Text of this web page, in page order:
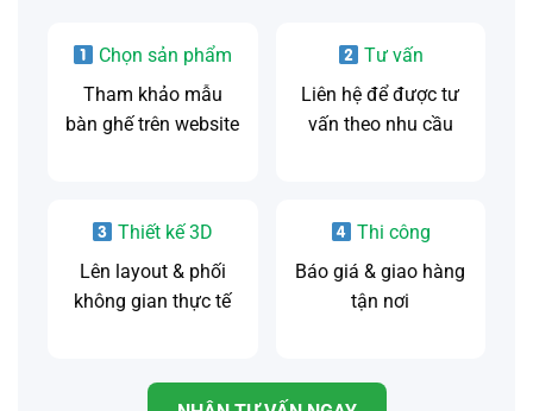
Chọn sản phẩm
Tham khảo mẫu
bàn ghế trên website
Tư vấn
Liên hệ để được tư
vấn theo nhu cầu
Thiết kế 3D
Lên layout & phối
không gian thực tế
Thi công
Báo giá & giao hàng
tận nơi